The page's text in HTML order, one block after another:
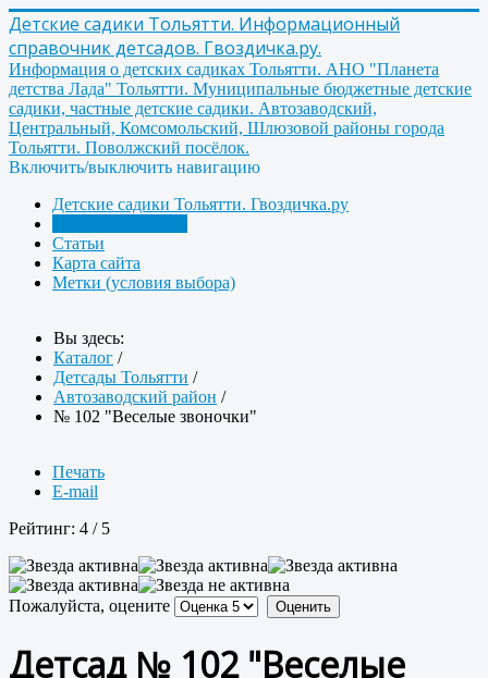
Детские садики Тольятти. Информационный
справочник детсадов. Гвоздичка.ру.
Информация о детских садиках Тольятти. АНО "Планета
детства Лада" Тольятти. Муниципальные бюджетные детские
садики, частные детские садики. Автозаводский,
Центральный, Комсомольский, Шлюзовой районы города
Тольятти. Поволжский посёлок.
Включить/выключить навигацию
Детские садики Тольятти. Гвоздичка.ру
Статьи
Карта сайта
Метки (условия выбора)
Вы здесь:
Каталог /
Детсады Тольятти /
Автозаводский район /
№ 102 "Веселые звоночки"
Печать
E-mail
Рейтинг: 4 / 5
Пожалуйста, оцените
Детсад № 102 "Веселые